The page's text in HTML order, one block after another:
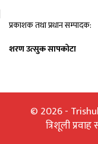
प्रकाशक तथा प्रधान सम्पादक:
शरण उत्सुक सापकोटा
© 2026 -
त्रिशूली